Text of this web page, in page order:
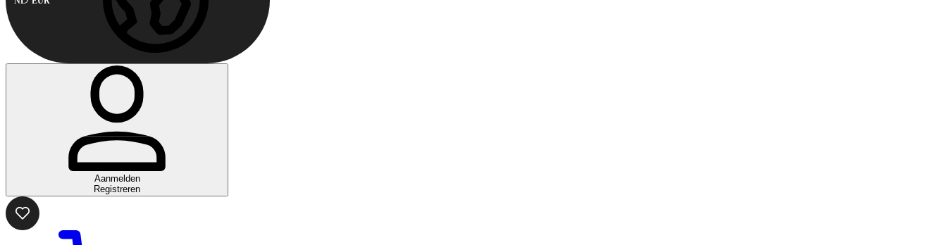
Aanmelden
Registreren